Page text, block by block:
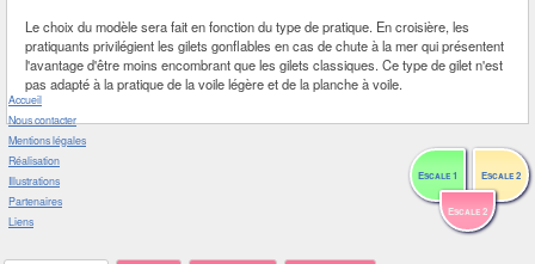
Escale 2
Escale 1
Escale 2
Accueil
Nous contacter
Mentions légales
Réalisation
Illustrations
Partenaires
Liens
Le choix du modèle sera fait en fonction du type de pratique. En croisière, les
pratiquants privilégient les gilets gonflables en cas de chute à la mer qui présentent
l'avantage d'être moins encombrant que les gilets classiques. Ce type de gilet n'est
pas adapté à la pratique de la voile légère et de la planche à voile.